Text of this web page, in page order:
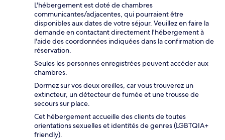
L'hébergement est doté de chambres
communicantes/adjacentes, qui pourraient être
disponibles aux dates de votre séjour. Veuillez en faire la
demande en contactant directement l'hébergement à
l'aide des coordonnées indiquées dans la confirmation de
réservation.
Seules les personnes enregistrées peuvent accéder aux
chambres.
Dormez sur vos deux oreilles, car vous trouverez un
extincteur, un détecteur de fumée et une trousse de
secours sur place.
Cet hébergement accueille des clients de toutes
orientations sexuelles et identités de genres (LGBTQIA+
friendly).